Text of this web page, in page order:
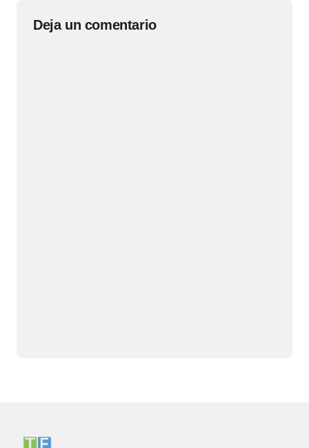
Deja un comentario